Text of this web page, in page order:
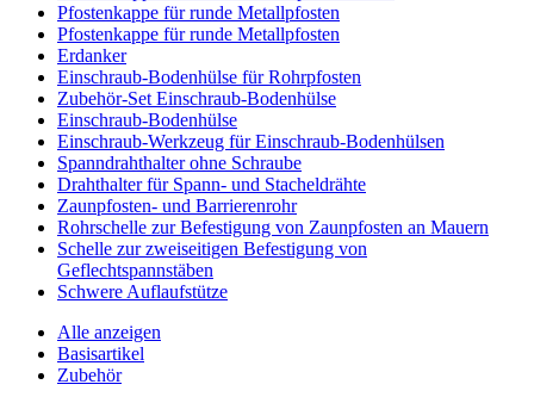
Pfostenkappe für runde Metallpfosten
Pfostenkappe für runde Metallpfosten
Erdanker
Einschraub-Bodenhülse für Rohrpfosten
Zubehör-Set Einschraub-Bodenhülse
Einschraub-Bodenhülse
Einschraub-Werkzeug für Einschraub-Bodenhülsen
Spanndrahthalter ohne Schraube
Drahthalter für Spann- und Stacheldrähte
Zaunpfosten- und Barrierenrohr
Rohrschelle zur Befestigung von Zaunpfosten an Mauern
Schelle zur zweiseitigen Befestigung von
Geflechtspannstäben
Schwere Auflaufstütze
Alle anzeigen
Basisartikel
Zubehör